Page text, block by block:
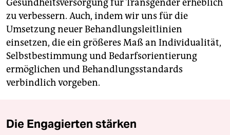
Gesundheitsversorgung für Transgender erheblich
zu verbessern. Auch, indem wir uns für die
Umsetzung neuer Behandlungsleitlinien
einsetzen, die ein größeres Maß an Individualität,
Selbstbestimmung und Bedarfsorientierung
ermöglichen und Behandlungsstandards
verbindlich vorgeben.
Die Engagierten stärken